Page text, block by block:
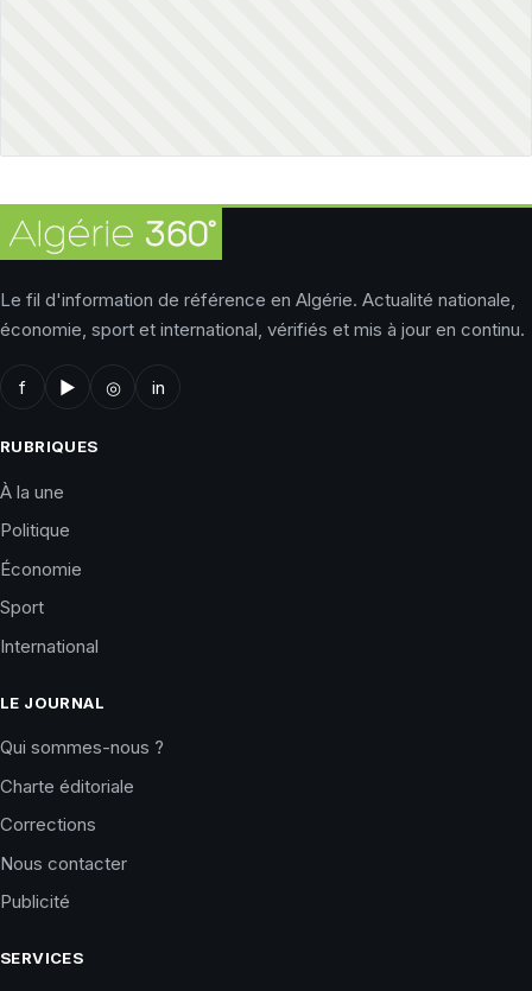
Le fil d'information de référence en Algérie. Actualité nationale,
économie, sport et international, vérifiés et mis à jour en continu.
f ▶ ◎ in
RUBRIQUES
À la une
Politique
Économie
Sport
International
LE JOURNAL
Qui sommes-nous ?
Charte éditoriale
Corrections
Nous contacter
Publicité
SERVICES